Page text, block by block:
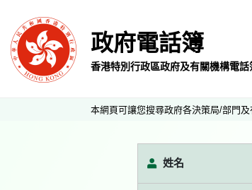
政府電話簿
香港特別行政區政府及有關機構電話
本網頁可讓您搜尋政府各決策局/部門
姓名